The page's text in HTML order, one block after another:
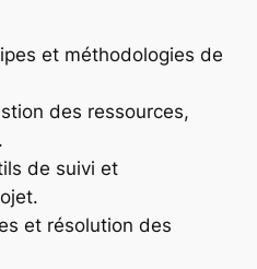
et méthodologies de
des ressources,
de suivi et
et résolution des